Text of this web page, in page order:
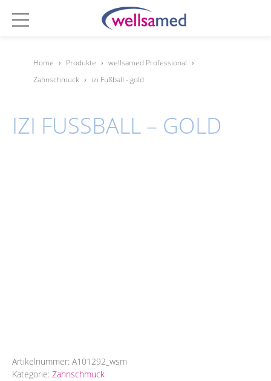
Home › Produkte › wellsamed Professional ›
Zahnschmuck › izi Fußball - gold
IZI FUSSBALL – GOLD
Artikelnummer: A101292_wsm
Kategorie: Zahnschmuck